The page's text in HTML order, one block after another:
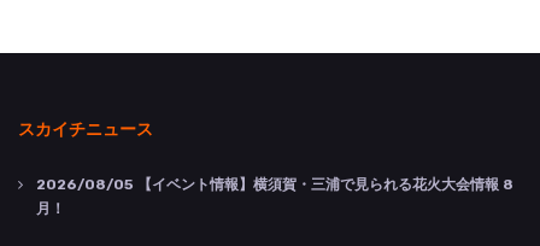
スカイチニュース
2026/08/05 【イベント情報】横須賀・三浦で見られる花火大会情報 8
月！